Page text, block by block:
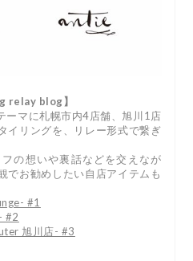
relay blog】
ーマに札幌市内4店舗、旭川1店
イリングを、リレー形式で繋ぎ
の想いや裏話などを交えなが
でお勧めしたい自店アイテムも
#1
#2
旭川店- #3